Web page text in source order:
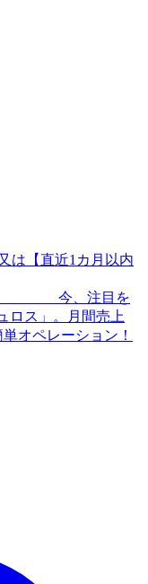
は【直近1カ月以内
目を
ロス」。月間売上
オペレーション！